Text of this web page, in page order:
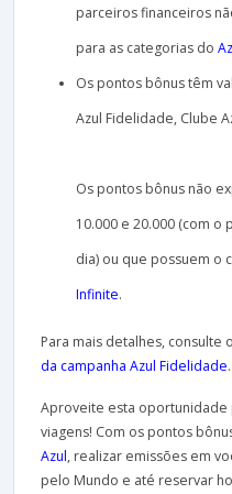
parceiros financeiros
para as categorias do
Os pontos bônus têm
Azul Fidelidade, Clube
Os pontos bônus não
10.000 e 20.000 (com
dia) ou que possuem o
Infinite.
Para mais detalhes,
da campanha Azul Fidelidade.
Aproveite esta oportunidade
viagens! Com os pontos
Azul, realizar emissões em
pelo Mundo e até reservar